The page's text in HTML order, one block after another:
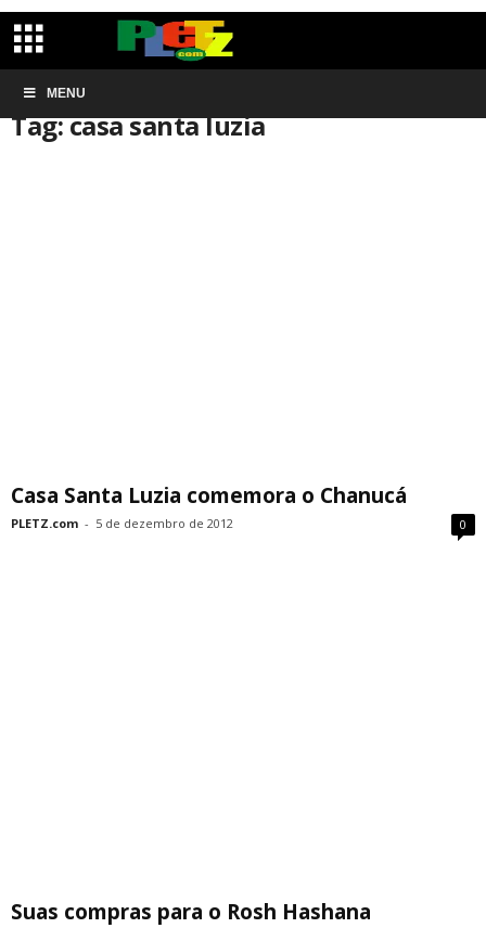
MENU
Início Tags
Tag: casa santa luzia
Casa Santa Luzia comemora o Chanucá
PLETZ.com - 5 de dezembro de 2012 0
Suas compras para o Rosh Hashana